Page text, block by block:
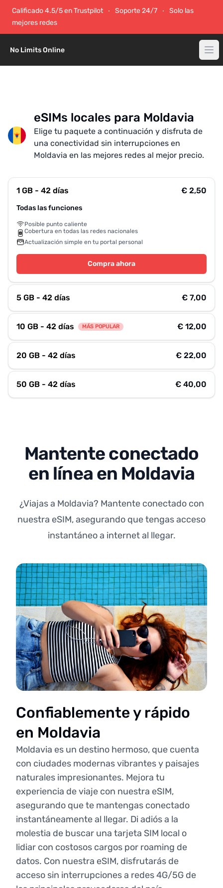
Calificado 4.5/5 en Trustpilot Soporte 24/7
Solo las
mejores redes
No Limits Online
eSIMs locales para Moldavia
Elige tu paquete a continuación y disfruta de
una conectividad sin interrupciones en
Moldavia en las mejores redes al mejor precio.
1 GB - 42 días € 2,50
Todas las funciones
Posible punto caliente
Cobertura en todas las redes nacionales
Actualización simple en tu portal personal
Compra ahora
5 GB - 42 días € 7,00
10 GB - 42 días MÁS POPULAR € 12,00
20 GB - 42 días € 22,00
50 GB - 42 días € 40,00
Mantente conectado
en línea en Moldavia
¿Viajas a Moldavia? Mantente conectado con
nuestra eSIM, asegurando que tengas acceso
instantáneo a internet al llegar.
Confiablemente y rápido
en Moldavia
Moldavia es un destino hermoso, que cuenta
con ciudades modernas vibrantes y paisajes
naturales impresionantes. Mejora tu
experiencia de viaje con nuestra eSIM,
asegurando que te mantengas conectado
instantáneamente al llegar. Di adiós a la
molestia de buscar una tarjeta SIM local o
lidiar con costosos cargos por roaming de
datos. Con nuestra eSIM, disfrutarás de
acceso sin interrupciones a redes 4G/5G de